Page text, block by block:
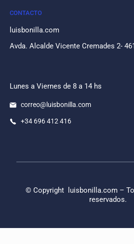
CONTACTO
luisbonilla.com
Avda. Alcalde Vicente Cremades 2-
Lunes a Viernes de 8 a 14 hs
correo@luisbonilla.com
+34 696 412 416
© Copyright luisbonilla.com –
reservados.